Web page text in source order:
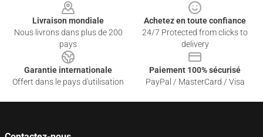
Livraison mondiale
Nous livrons dans plus de 200
pays
Achetez en toute confiance
24/7 Protected from clicks to
delivery
Garantie internationale
Offert dans le pays d'utilisation
Paiement 100% sécurisé
PayPal / MasterCard / Visa